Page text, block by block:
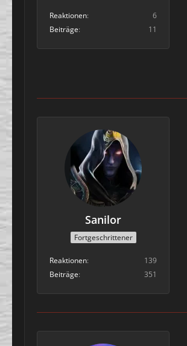
Reaktionen
6
Beiträge
11
Sanilor
Fortgeschrittener
Reaktionen
139
Beiträge
351